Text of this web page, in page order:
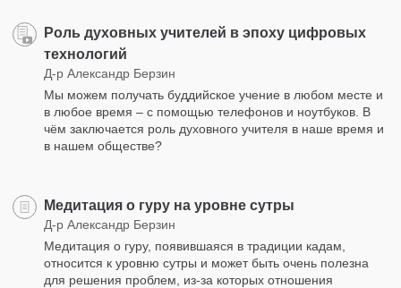
Роль духовных учителей в эпоху цифровых
технологий
Д-р Александр Берзин
Мы можем получать буддийское учение в любом месте и
в любое время – с помощью телефонов и ноутбуков. В
чём заключается роль духовного учителя в наше время и
в нашем обществе?
Медитация о гуру на уровне сутры
Д-р Александр Берзин
Медитация о гуру, появившаяся в традиции кадам,
относится к уровню сутры и может быть очень полезна
для решения проблем, из-за которых отношения